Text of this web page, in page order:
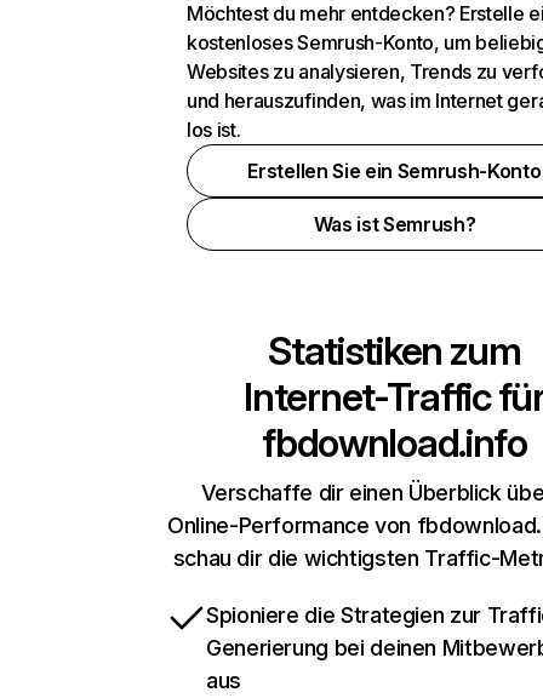
Möchtest du mehr entdecken? Erstelle
kostenloses Semrush-Konto, um
Websites zu analysieren, Trends zu
und herauszufinden, was im Internet
los ist.
Erstellen Sie ein Semrush-Konto
Was ist Semrush?
Statistiken zum
Internet-Traffic
fbdownload.info
Verschaffe dir einen Überblick
Online-Performance von
schau dir die wichtigsten Traffic-
Spioniere die Strategien zur
Generierung bei deinen
aus